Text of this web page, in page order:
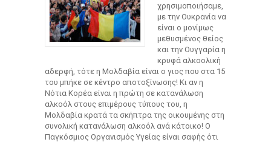
χρησιμοποιήσαμε,
με την Ουκρανία να
είναι ο μονίμως
μεθυσμένος θείος
και την Ουγγαρία η
κρυφά αλκοολική
αδερφή, τότε η Μολδαβία είναι ο γιος που στα 15
του μπήκε σε κέντρο αποτοξίνωσης! Κι αν η
Νότια Κορέα είναι η πρώτη σε κατανάλωση
αλκοόλ στους επιμέρους τύπους του, η
Μολδαβία κρατά τα σκήπτρα της οικουμένης στη
συνολική κατανάλωση αλκοόλ ανά κάτοικο! Ο
Παγκόσμιος Οργανισμός Υγείας είναι σαφής ότι